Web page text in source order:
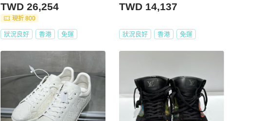
TWD 26,254
現折 800
狀況良好 香港 免運
TWD 14,137
狀況良好 香港 免運